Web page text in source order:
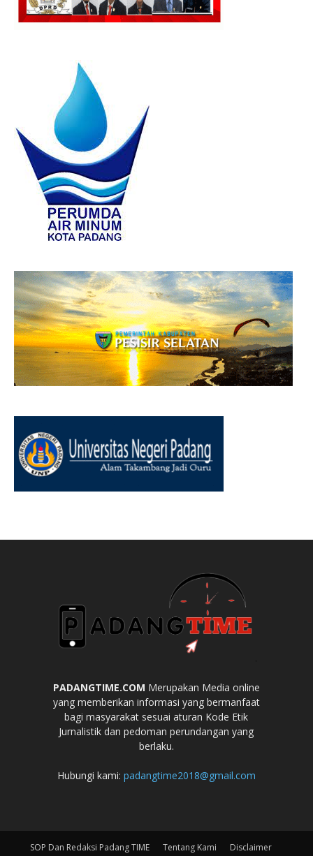
PADANGTIME.COM Merupakan Media online
yang memberikan informasi yang bermanfaat
bagi masyarakat sesuai aturan Kode Etik
Jurnalistik dan pedoman perundangan yang
berlaku.
Hubungi kami: padangtime2018@gmail.com
SOP Dan Redaksi Padang TIME Tentang Kami Disclaimer